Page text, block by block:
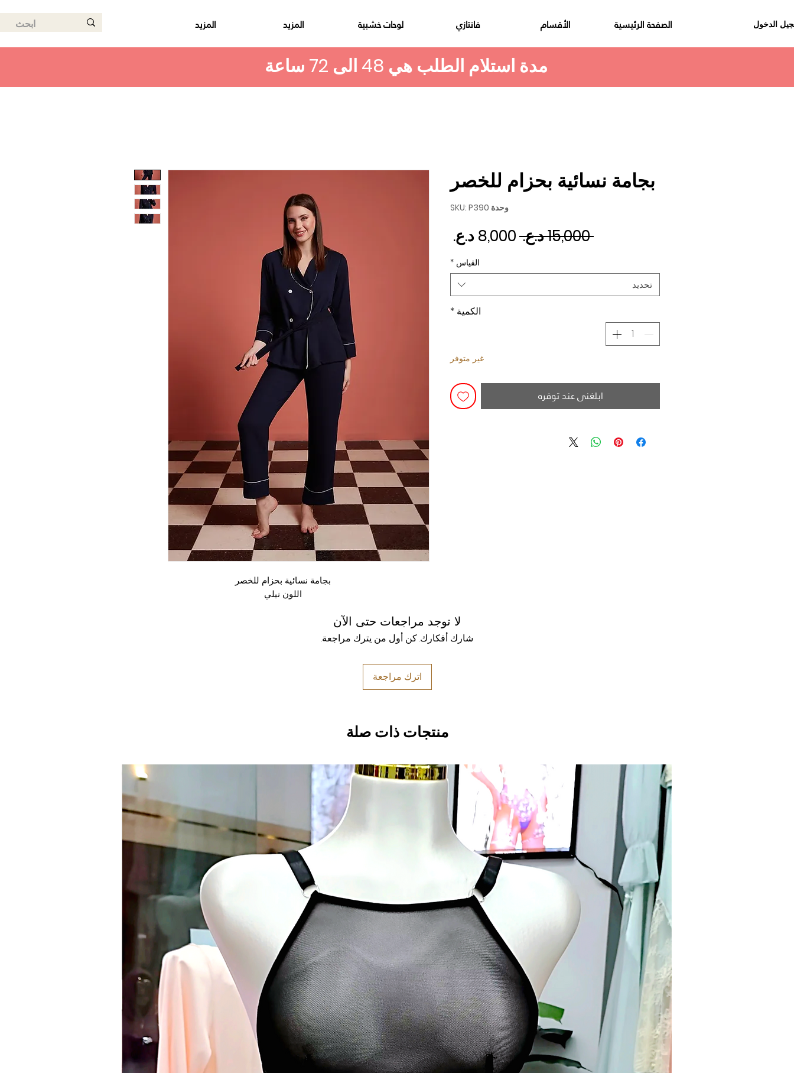
الصفحة الرئيسية الأقسام فانتازي لوحات خشبية المزيد المزيد الدخول
بجامة نسائية بحزام للخصر
اللون نيلي
بجامة نسائية بحزام للخصر
وحدة SKU: P390
‏15,000 د.ع.‏ سعر عادي
القياس *
تحديد
الكمية *
غير متوفر
ابلغني عند توفره
لا توجد مراجعات حتى الآن
شارك أفكارك. كن أول من يترك مراجعة.
اترك مراجعة
منتجات ذات صلة